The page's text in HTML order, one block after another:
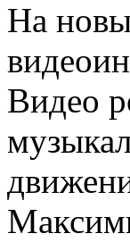
На
Видео